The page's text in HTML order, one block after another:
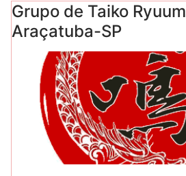
Grupo de Taiko
Araçatuba-SP